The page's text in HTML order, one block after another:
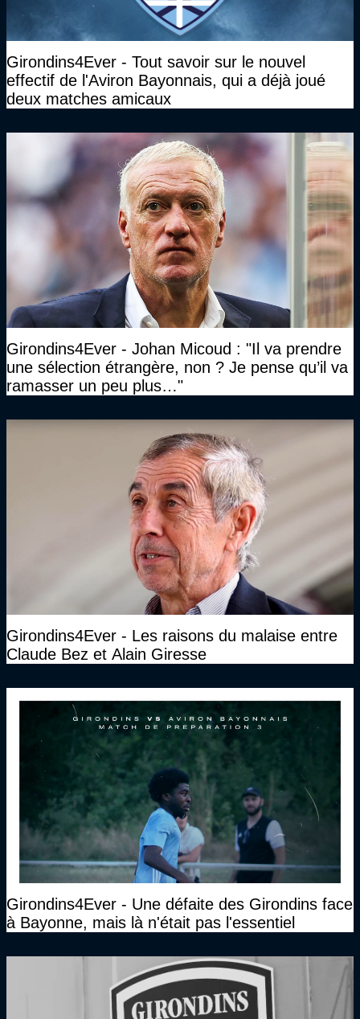
Girondins4Ever - Tout savoir sur le nouvel
effectif de l'Aviron Bayonnais, qui a déjà joué
deux matches amicaux
Girondins4Ever - Johan Micoud : "Il va prendre
une sélection étrangère, non ? Je pense qu’il va
ramasser un peu plus…"
Girondins4Ever - Les raisons du malaise entre
Claude Bez et Alain Giresse
Girondins4Ever - Une défaite des Girondins face
à Bayonne, mais là n'était pas l'essentiel